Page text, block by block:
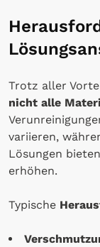
Trotz aller
nicht alle
variieren,
Lösungen
erhöhen.
Typische